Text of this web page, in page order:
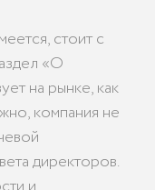
стоит с
«О
на рынке, как
компания не
директоров.